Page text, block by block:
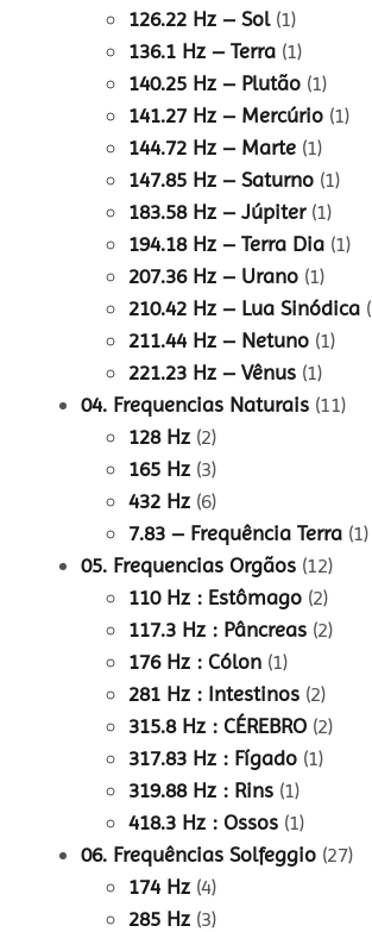
126.22 Hz – Sol(1)
136.1 Hz – Terra (1)
140.25 Hz – Plutão (1)
141.27 Hz – Mercúrio (1)
144.72 Hz – Marte (1)
147.85 Hz – Saturno (1)
183.58 Hz – Júpiter(1)
194.18 Hz – Terra Dia (1)
207.36 Hz – Urano (1)
210.42 Hz – Lua Sinódica
211.44 Hz – Netuno (1)
221.23 Hz – Vênus (1)
04. Frequencias Naturais (11)
128 Hz (2)
165 Hz (3)
432 Hz (6)
7.83 – Frequência Terra (1)
05. Frequencias Orgãos (12)
110 Hz : Estômago (2)
117.3 Hz : Pâncreas (2)
176 Hz : Cólon (1)
281 Hz : Intestinos (2)
315.8 Hz : CÉREBRO (2)
317.83 Hz : Fígado (1)
319.88 Hz : Rins (1)
418.3 Hz : Ossos (1)
06. Frequências Solfeggio (27)
174 Hz (4)
285 Hz (3)